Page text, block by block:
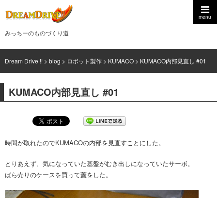
menu
みっちーのものづくり道
Dream Drive !! > blog > ロボット製作 > KUMACO > KUMACO内部見直し #01
KUMACO内部見直し #01
時間が取れたのでKUMACOの内部を見直すことにした。
とりあえず、気になっていた基盤がむき出しになっていたサーボ。
ばら売りのケースを買って蓋をした。